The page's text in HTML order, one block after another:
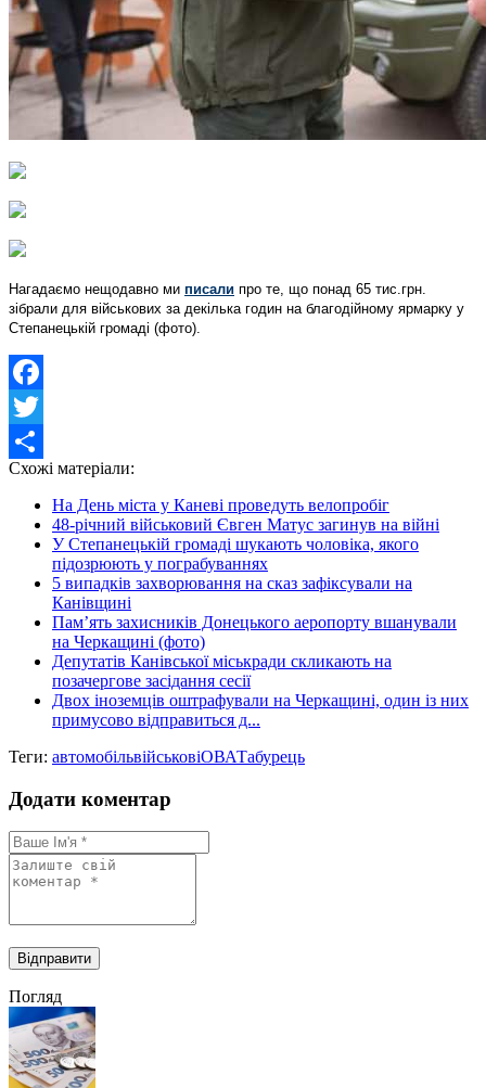
Нагадаємо нещодавно ми писали про те, що понад 65 тис.грн.
зібрали для військових за декілька годин на благодійному ярмарку у
Степанецькій громаді (фото).
Facebook
Twitter
Share
Схожі матеріали:
На День міста у Каневі проведуть велопробіг
48-річний військовий Євген Матус загинув на війні
У Степанецькій громаді шукають чоловіка, якого
підозрюють у пограбуваннях
5 випадків захворювання на сказ зафіксували на
Канівщині
Пам’ять захисників Донецького аеропорту вшанували
на Черкащині (фото)
Депутатів Канівської міськради скликають на
позачергове засідання сесії
Двох іноземців оштрафували на Черкащині, один із них
примусово відправиться д...
Теги: автомобільвійськовіОВАТабурець
Додати коментар
Погляд